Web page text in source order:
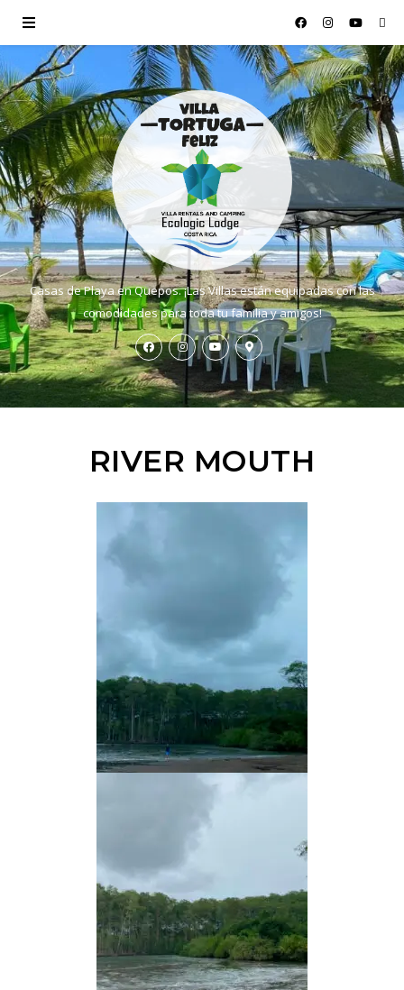
Casas de Playa en Quepos. ¡Las Villas están equipadas con las
comodidades para toda tu familia y amigos!
RIVER MOUTH